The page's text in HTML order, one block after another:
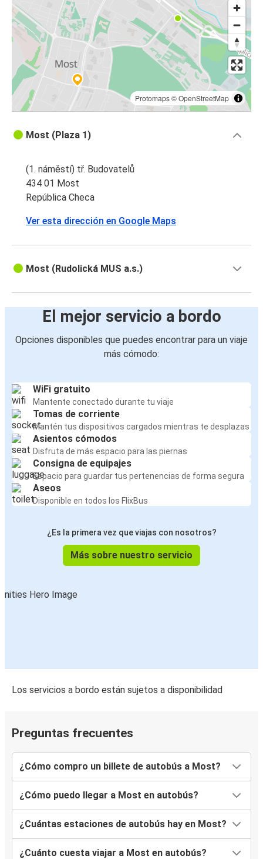
Protomaps©OpenStreetMap
Most (Plaza 1)
(1. náměstí) tř. Budovatelů
434 01 Most
República Checa
Ver esta dirección en Google Maps
Most (Rudolická MUS a.s.)
El mejor servicio a bordo
Opciones disponibles que puedes encontrar para un viaje
más cómodo:
WiFi gratuito
Mantente conectado durante tu viaje
Tomas de corriente
Mantén tus dispositivos cargados mientras te desplazas
Asientos cómodos
Disfruta de más espacio para las piernas
Consigna de equipajes
Espacio para guardar tus pertenencias de forma segura
Aseos
Disponible en todos los FlixBus
¿Es la primera vez que viajas con nosotros?
Más sobre nuestro servicio
Los servicios a bordo están sujetos a disponibilidad
Preguntas frecuentes
¿Cómo compro un billete de autobús a Most?
¿Cómo puedo llegar a Most en autobús?
¿Cuántas estaciones de autobús hay en Most?
¿Cuánto cuesta viajar a Most en autobús?